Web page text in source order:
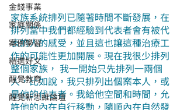
金錢事業
家庭關係
案例學習
精選好文
醒覺教育
醒覺新思維論壇
家族系統排列已隨著時間不斷發展，在
排列當中我們都經驗到代表者會有被代
表的人的感受，並且這也讓這種治療工
作的可能性更加開展。現在我很少排列
整個家族， 我一開始只先排列一兩個
人，比如說，我只排列出個案本人，或
是他的代表者。我給他空間和時間，允
許他的內在自行移動，隨順內在自然發